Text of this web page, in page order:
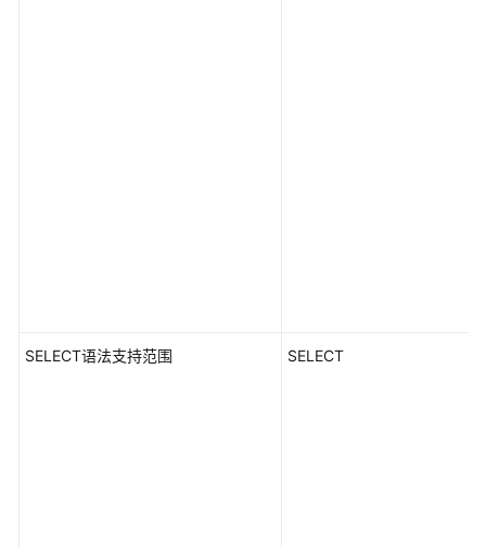
SELECT语法支持范围 SELECT